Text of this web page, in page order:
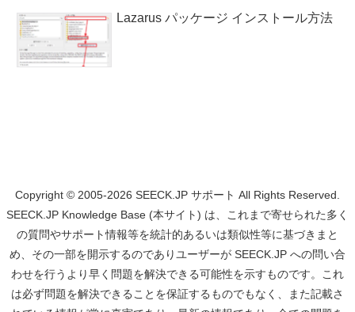
Lazarus パッケージ インストール方法
Copyright © 2005-2026 SEECK.JP サポート All Rights Reserved.
SEECK.JP Knowledge Base (本サイト) は、これまで寄せられた多く
の質問やサポート情報等を統計的あるいは類似性等に基づきまと
め、その一部を開示するのでありユーザーが SEECK.JP への問い合
わせを行うより早く問題を解決できる可能性を示すものです。これ
は必ず問題を解決できることを保証するものでもなく、また記載さ